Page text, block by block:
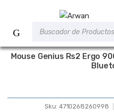
contenido
Mouse Genius Rs2 Ergo
Sku: 4710268260998